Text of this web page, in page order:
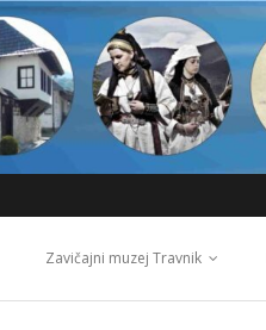
Zavičajni muzej Travnik